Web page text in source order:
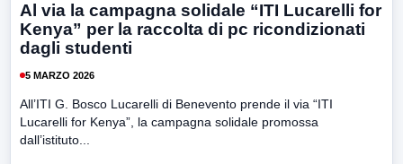
Al via la campagna solidale “ITI Lucarelli for
Kenya” per la raccolta di pc ricondizionati
dagli studenti
5 MARZO 2026
All’ITI G. Bosco Lucarelli di Benevento prende il via “ITI
Lucarelli for Kenya”, la campagna solidale promossa
dall’istituto...